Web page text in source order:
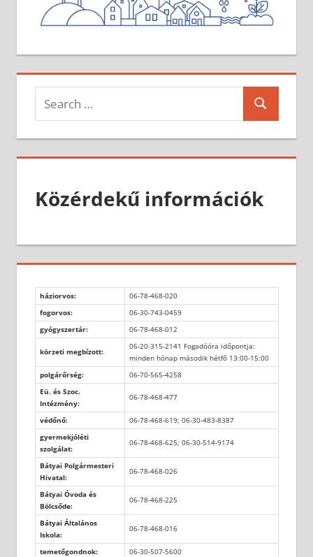
Search
for:
Search
Közérdekű információk
háziorvos:
06-78-468-020
fogorvos:
06-30-743-0459
gyógyszertár:
06-78-468-012
körzeti megbízott:
06-20-315-2141 Fogadóóra időpontja:
minden hónap második hétfő 13:00-15:00
polgárőrség:
06-70-565-4258
Eü. és Szoc.
Intézmény:
06-78-468-477
védőnő:
06-78-468-619; 06-30-483-8387
gyermekjóléti
szolgálat:
06-78-468-625; 06-30-514-9174
Bátyai Polgármesteri
Hivatal:
06-78-468-026
Bátyai Óvoda és
Bölcsőde:
06-78-468-225
Bátyai Általános
Iskola:
06-78-468-016
temetőgondnok:
06-30-507-5600